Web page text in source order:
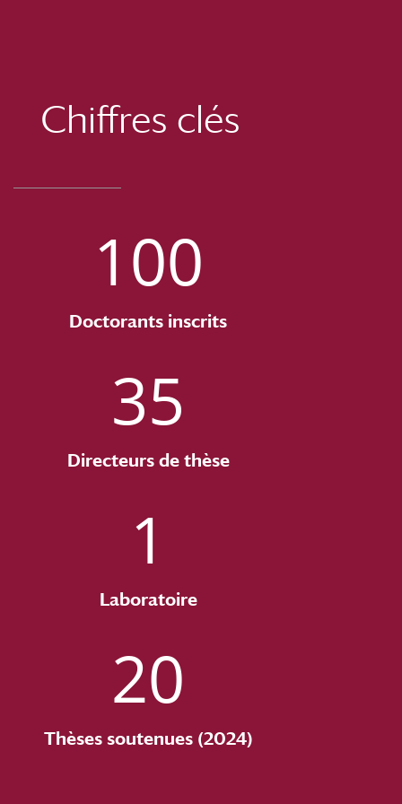
Chiffres clés
100
Doctorants inscrits
35
Directeurs de thèse
1
Laboratoire
20
Thèses soutenues (2024)